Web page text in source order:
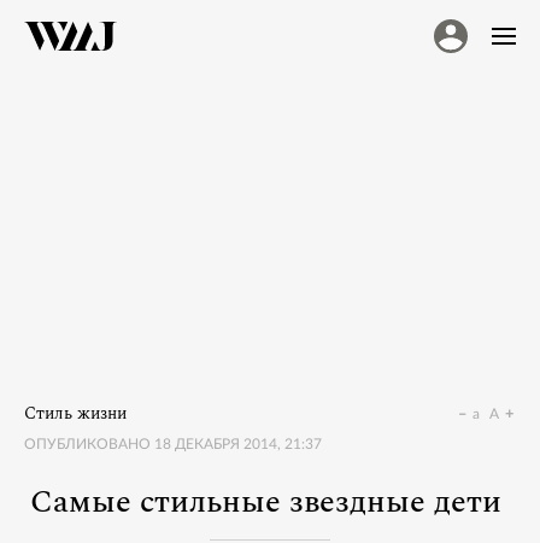
Стиль жизни
ОПУБЛИКОВАНО 18 ДЕКАБРЯ 2014, 21:37
a A
Самые стильные звездные дети